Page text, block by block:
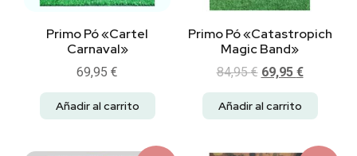
Primo Pó «Cartel
Carnaval»
69,95 €
Añadir al carrito
Primo Pó «Catastropich
Magic Band»
84,95€ 69,95 €
Añadir al carrito